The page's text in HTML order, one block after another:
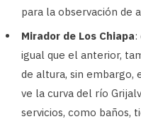
para la observación de
Mirador de Los Chiapa:
igual que el anterior,
de altura, sin embargo,
ve la curva del río
servicios, como baños,